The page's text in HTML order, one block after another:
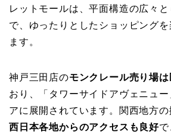
レットモールは、平面構造の広々
で、ゆったりとしたショッピング
ます。
神戸三田店のモンクレール売り場
おり、「タワーサイドアヴェニュー
アに展開されています。関西地方の
西日本各地からのアクセスも良好